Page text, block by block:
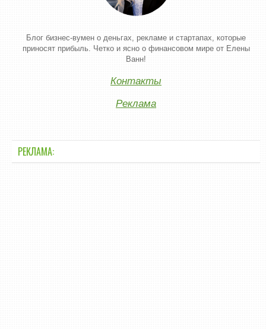
Блог бизнес-вумен о деньгах, рекламе и стартапах, которые
приносят прибыль. Четко и ясно о финансовом мире от Елены
Ванн!
Контакты
Реклама
РЕКЛАМА: